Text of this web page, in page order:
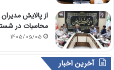
از پالایش
محاسبات در
1405/05/05
آخرین اخبار